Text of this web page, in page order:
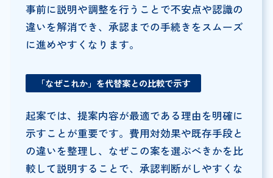
事前に説明や調整を行うことで不安点や認識の
違いを解消でき、承認までの手続きをスムーズ
に進めやすくなります。
「なぜこれか」を代替案との比較で示す
起案では、提案内容が最適である理由を明確に
示すことが重要です。費用対効果や既存手段と
の違いを整理し、なぜこの案を選ぶべきかを比
較して説明することで、承認判断がしやすくな